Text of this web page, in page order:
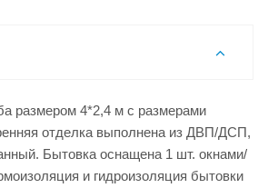
размером 4*2,4 м с размерами
отделка выполнена из ДВП/ДСП,
Бытовка оснащена 1 шт. окнами/
и гидроизоляция бытовки